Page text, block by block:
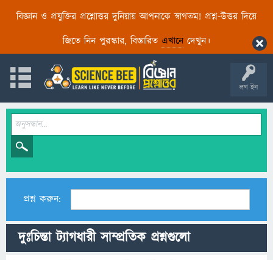
বিজ্ঞান ও প্রযুক্তির প্রশ্নোত্তর দুনিয়ায় আপনাকে স্বাগতম! প্রশ্ন-উত্তর দিয়ে
জিতে নিন পুরস্কার, বিস্তারিত এখানেদেখুন।
লগ ইন
প্রশ্ন করুন:
দুঃচিন্তা ট্যাগধারী সাম্প্রতিক প্রশ্নগুলো